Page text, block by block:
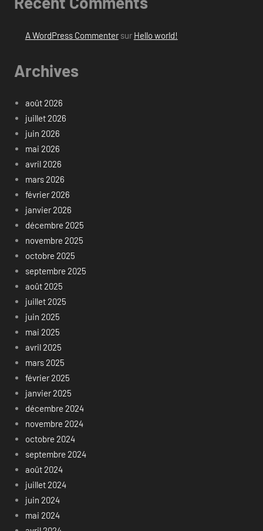
A WordPress Commentersur Hello world!
Archives
août 2026
juillet 2026
juin 2026
mai 2026
avril 2026
mars 2026
février 2026
janvier 2026
décembre 2025
novembre 2025
octobre 2025
septembre 2025
août 2025
juillet 2025
juin 2025
mai 2025
avril 2025
mars 2025
février 2025
janvier 2025
décembre 2024
novembre 2024
octobre 2024
septembre 2024
août 2024
juillet 2024
juin 2024
mai 2024